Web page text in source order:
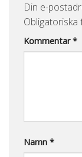
Din e-
Obligatoriska
Kommentar*
Namn *